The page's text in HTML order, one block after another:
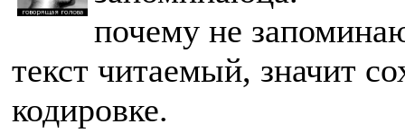
почему не
текст читаемый, значит
кодировке.